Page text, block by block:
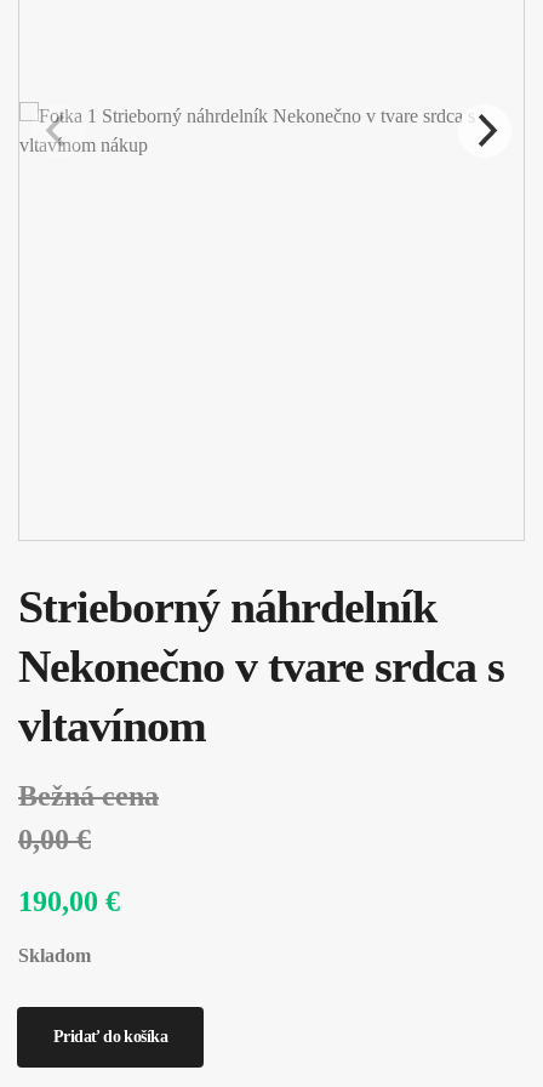
Strieborný náhrdelník
Nekonečno v tvare srdca s
vltavínom
Bežná cena
0,00 €
190,00 €
Skladom